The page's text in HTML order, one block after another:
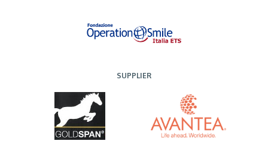
SUPPLIER